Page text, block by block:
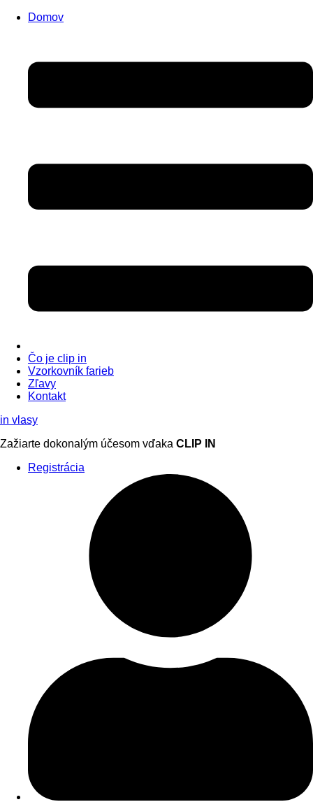
Domov
Čo je clip in
Vzorkovník farieb
Zľavy
Kontakt
in vlasy
Zažiarte dokonalým účesom vďaka CLIP IN
Registrácia